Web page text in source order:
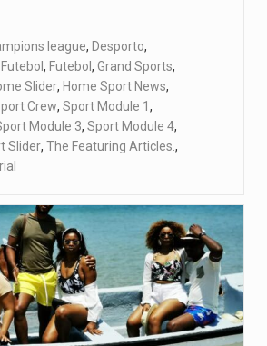
league, Desporto,
Futebol , Futebol , Grand Sports,
Slider, Home Sport News,
Crew, Sport Module 1 ,
Module 3, Sport Module 4,
Slider, The Featuring Articles. ,